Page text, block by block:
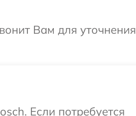
Вам для уточнения
Если потребуется